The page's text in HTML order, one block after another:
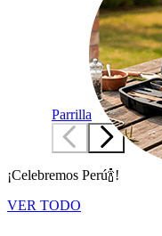
Parrilla
¡Celebremos Perú🍾!
VER TODO